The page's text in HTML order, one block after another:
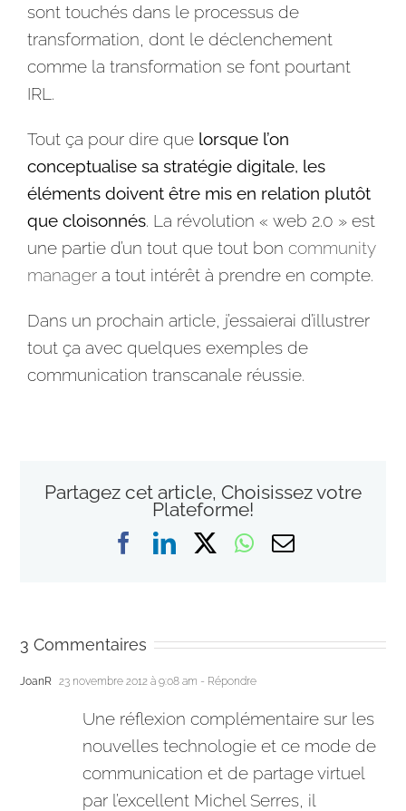
sont touchés dans le processus de
transformation, dont le déclenchement
comme la transformation se font pourtant
IRL.
Tout ça pour dire que lorsque l’on
conceptualise sa stratégie digitale, les
éléments doivent être mis en relation plutôt
que cloisonnés. La révolution « web 2.0 » est
une partie d’un tout que tout bon community
manager a tout intérêt à prendre en compte.
Dans un prochain article, j’essaierai d’illustrer
tout ça avec quelques exemples de
communication transcanale réussie.
Partagez cet article, Choisissez votre
Plateforme!
Facebook
LinkedInWhatsApp
Email
3 Commentaires
JoanR 23 novembre 2012 à 9:08 am - Répondre
Une réflexion complémentaire sur les
nouvelles technologie et ce mode de
communication et de partage virtuel
par l’excellent Michel Serres, il